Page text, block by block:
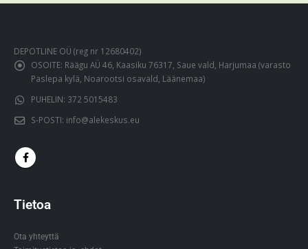
DEPOTLINE OÜ (reg nr 12680402)
OSOITE: Räägu AÜ 46, Kaasiku 76317, Saue vald, Harjumaa (varasto
Paslepa kylä, Noarootsi osavald, Läänemaa)
PUHELIN: 372 5015483
S-POSTI: info@alekeskus.eu
Tietoa
Ota yhteyttä